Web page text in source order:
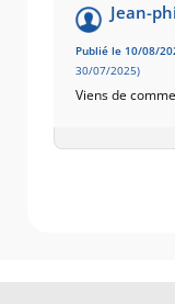
Jean-
Publié le 10/08/
30/07/2025)
Viens de